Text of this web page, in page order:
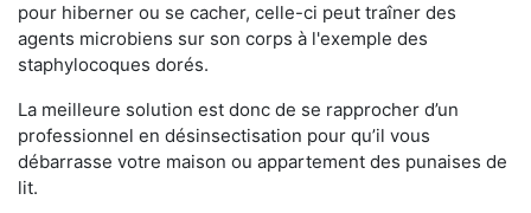
pour hiberner ou se cacher, celle-ci peut traîner des
agents microbiens sur son corps à l'exemple des
staphylocoques dorés.
La meilleure solution est donc de se rapprocher d’un
professionnel en désinsectisation pour qu’il vous
débarrasse votre maison ou appartement des punaises de
lit.